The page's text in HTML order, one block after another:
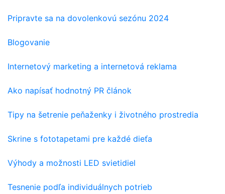
Pripravte sa na dovolenkovú sezónu 2024
Blogovanie
Internetový marketing a internetová reklama
Ako napísať hodnotný PR článok
Tipy na šetrenie peňaženky i životného prostredia
Skrine s fototapetami pre každé dieťa
Výhody a možnosti LED svietidiel
Tesnenie podľa individuálnych potrieb